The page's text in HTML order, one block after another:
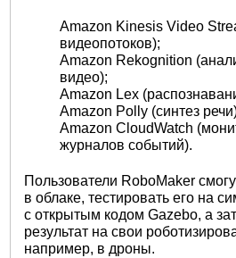
Amazon Kinesis Video
видеопотоков);
Amazon Rekognition
видео);
Amazon Lex
Amazon Polly (синтез
Amazon CloudWatch
журналов событий).
Пользователи RoboMaker
в облаке, тестировать его на
с открытым кодом Gazebo, а
результат на свои
например, в дроны.